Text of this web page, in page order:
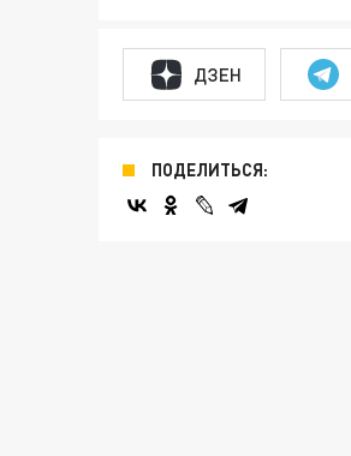
ДЗЕН
ПОДЕЛИТЬСЯ: